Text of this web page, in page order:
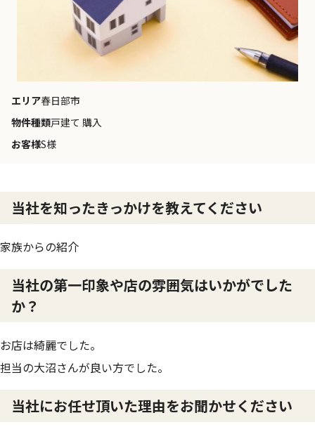
エリア春日部市
物件種類戸建て 購入
お客様S様
当社を知ったきっかけを教えてください
家族からの紹介
当社の第一印象や店の雰囲気はいかがでした
か？
お店は綺麗でした。
担当の大沼さんが良い方でした。
当社にお任せ頂いた理由をお聞かせください